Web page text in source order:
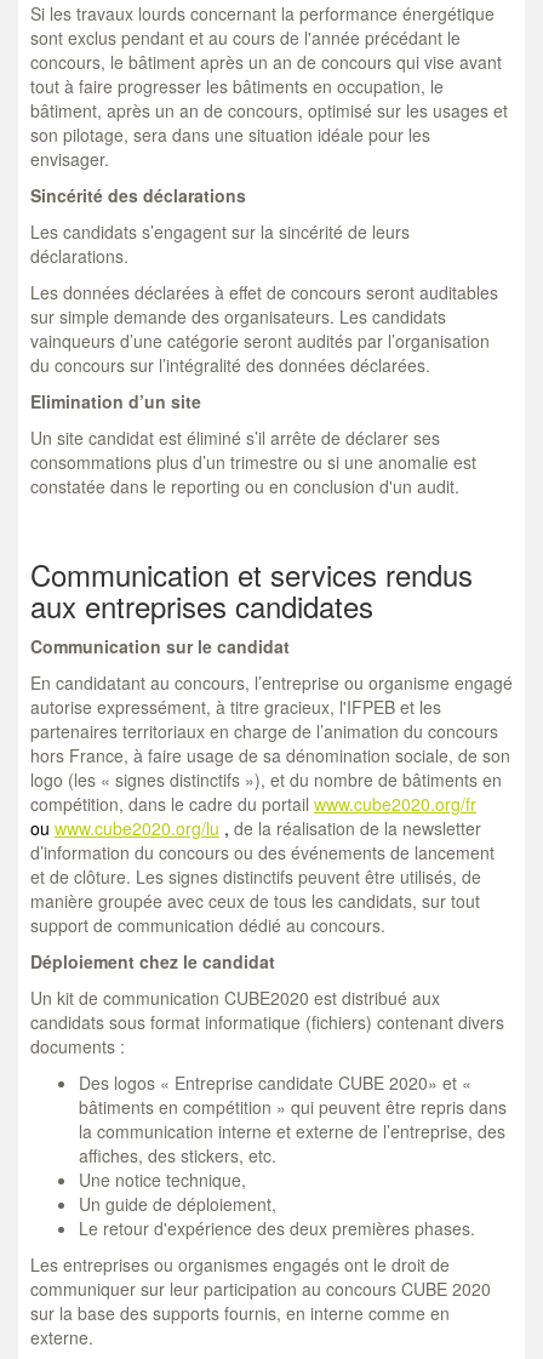
Si les travaux lourds concernant la performance énergétique
sont exclus pendant et au cours de l'année précédant le
concours, le bâtiment après un an de concours qui vise avant
tout à faire progresser les bâtiments en occupation, le
bâtiment, après un an de concours, optimisé sur les usages et
son pilotage, sera dans une situation idéale pour les
envisager.
Sincérité des déclarations
Les candidats s’engagent sur la sincérité de leurs
déclarations.
Les données déclarées à effet de concours seront auditables
sur simple demande des organisateurs. Les candidats
vainqueurs d’une catégorie seront audités par l’organisation
du concours sur l’intégralité des données déclarées.
Elimination d’un site
Un site candidat est éliminé s’il arrête de déclarer ses
consommations plus d’un trimestre ou si une anomalie est
constatée dans le reporting ou en conclusion d'un audit.
Communication et services rendus
aux entreprises candidates
Communication sur le candidat
En candidatant au concours, l’entreprise ou organisme engagé
autorise expressément, à titre gracieux, l'IFPEB et les
partenaires territoriaux en charge de l’animation du concours
hors France, à faire usage de sa dénomination sociale, de son
logo (les « signes distinctifs »), et du nombre de bâtiments en
compétition, dans le cadre du portail www.cube2020.org/fr
ou www.cube2020.org/lu , de la réalisation de la newsletter
d’information du concours ou des événements de lancement
et de clôture. Les signes distinctifs peuvent être utilisés, de
manière groupée avec ceux de tous les candidats, sur tout
support de communication dédié au concours.
Déploiement chez le candidat
Un kit de communication CUBE2020 est distribué aux
candidats sous format informatique (fichiers) contenant divers
documents :
Des logos « Entreprise candidate CUBE 2020» et «
bâtiments en compétition » qui peuvent être repris dans
la communication interne et externe de l’entreprise, des
affiches, des stickers, etc.
Une notice technique,
Un guide de déploiement,
Le retour d'expérience des deux premières phases.
Les entreprises ou organismes engagés ont le droit de
communiquer sur leur participation au concours CUBE 2020
sur la base des supports fournis, en interne comme en
externe.